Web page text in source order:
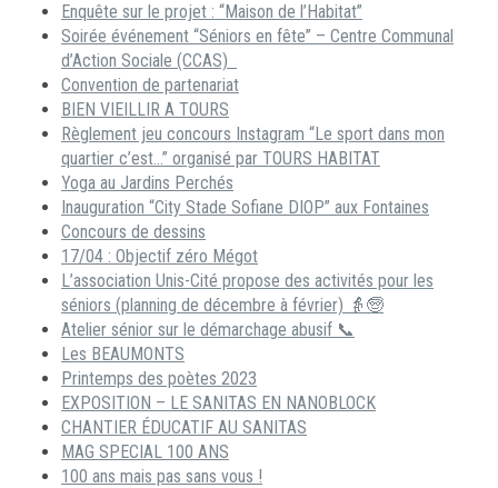
Enquête sur le projet : “Maison de l’Habitat”
Soirée événement “Séniors en fête” – Centre Communal
d’Action Sociale (CCAS)
Convention de partenariat
BIEN VIEILLIR A TOURS
Règlement jeu concours Instagram “Le sport dans mon
quartier c’est…” organisé par TOURS HABITAT
Yoga au Jardins Perchés
Inauguration “City Stade Sofiane DIOP” aux Fontaines
Concours de dessins
17/04 : Objectif zéro Mégot
L’association Unis-Cité propose des activités pour les
séniors (planning de décembre à février) 👵🧓
Atelier sénior sur le démarchage abusif 📞
Les BEAUMONTS
Printemps des poètes 2023
EXPOSITION – LE SANITAS EN NANOBLOCK
CHANTIER ÉDUCATIF AU SANITAS
MAG SPECIAL 100 ANS
100 ans mais pas sans vous !